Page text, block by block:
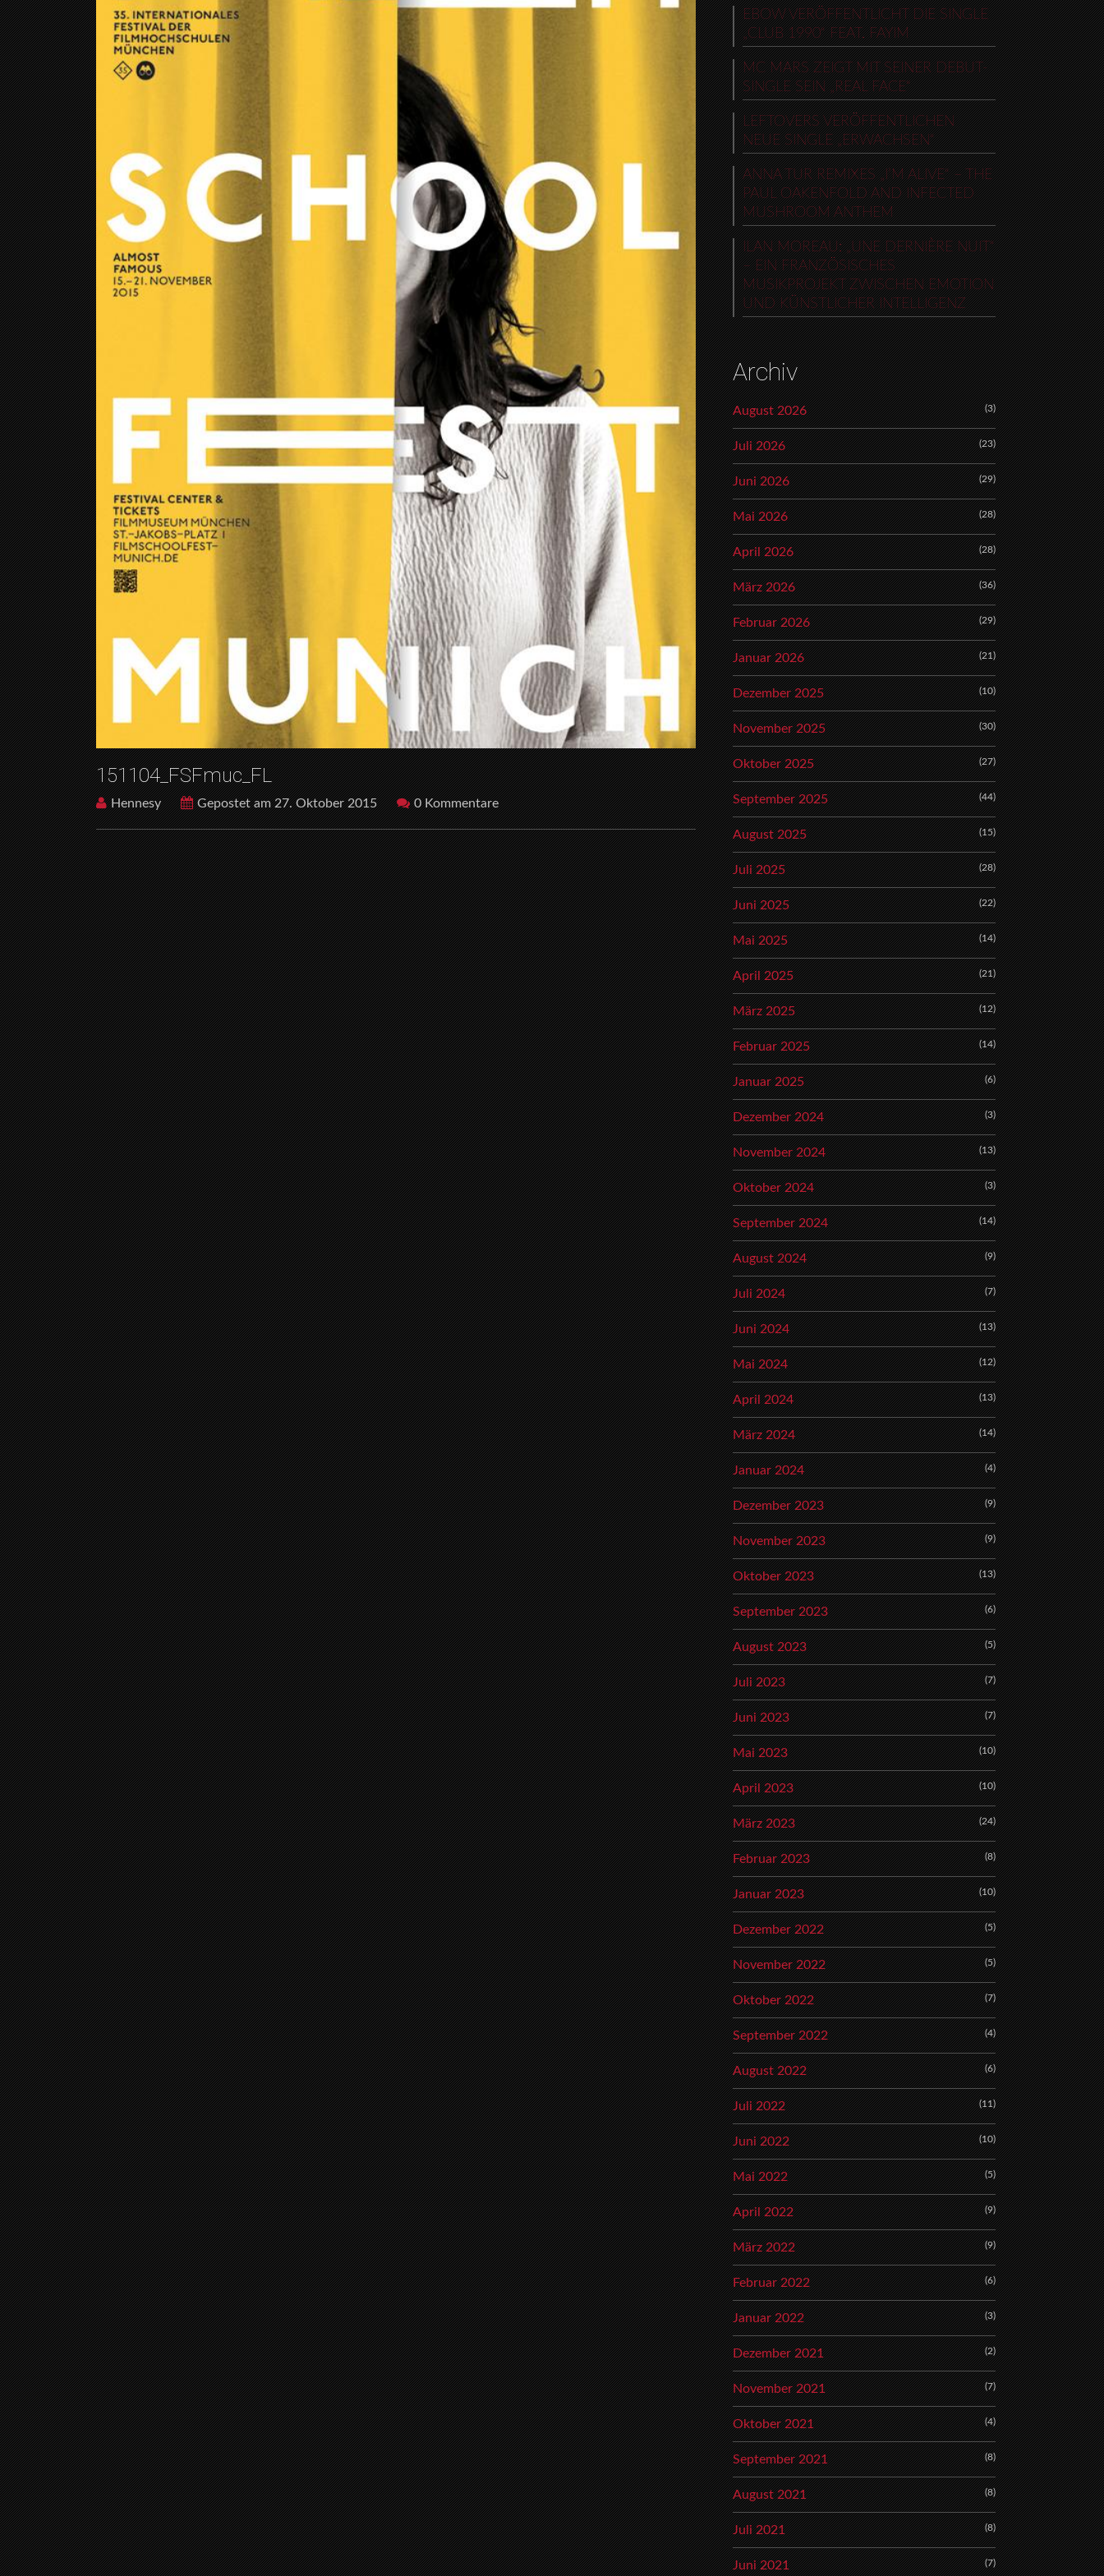
151104_FSFmuc_FL
Hennesy Gepostet am 27. Oktober 2015 0 Kommentare
EBOW VERÖFFENTLICHT DIE SINGLE
„CLUB 1990“ FEAT. FAYIM
MC MARS ZEIGT MIT SEINER DEBUT-
SINGLE SEIN „REAL FACE“
LEFTOVERS VERÖFFENTLICHEN
NEUE SINGLE „ERWACHSEN“
ANNA TUR REMIXES „I’M ALIVE“ – THE
PAUL OAKENFOLD AND INFECTED
MUSHROOM ANTHEM
ILAN MOREAU: „UNE DERNIÈRE NUIT“
– EIN FRANZÖSISCHES
MUSIKPROJEKT ZWISCHEN EMOTION
UND KÜNSTLICHER INTELLIGENZ
Archiv
August 2026 (3)
Juli 2026 (23)
Juni 2026 (29)
Mai 2026 (28)
April 2026 (28)
März 2026 (36)
Februar 2026 (29)
Januar 2026 (21)
Dezember 2025 (10)
November 2025 (30)
Oktober 2025 (27)
September 2025 (44)
August 2025 (15)
Juli 2025 (28)
Juni 2025 (22)
Mai 2025 (14)
April 2025 (21)
März 2025 (12)
Februar 2025 (14)
Januar 2025 (6)
Dezember 2024 (3)
November 2024 (13)
Oktober 2024 (3)
September 2024 (14)
August 2024 (9)
Juli 2024 (7)
Juni 2024 (13)
Mai 2024 (12)
April 2024 (13)
März 2024 (14)
Januar 2024 (4)
Dezember 2023 (9)
November 2023 (9)
Oktober 2023 (13)
September 2023 (6)
August 2023 (5)
Juli 2023 (7)
Juni 2023 (7)
Mai 2023 (10)
April 2023 (10)
März 2023 (24)
Februar 2023 (8)
Januar 2023 (10)
Dezember 2022 (5)
November 2022 (5)
Oktober 2022 (7)
September 2022 (4)
August 2022 (6)
Juli 2022 (11)
Juni 2022 (10)
Mai 2022 (5)
April 2022 (9)
März 2022 (9)
Februar 2022 (6)
Januar 2022 (3)
Dezember 2021 (2)
November 2021 (7)
Oktober 2021 (4)
September 2021 (8)
August 2021 (8)
Juli 2021 (8)
Juni 2021 (7)